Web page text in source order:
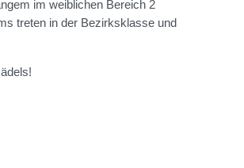
im weiblichen Bereich 2
treten in der Bezirksklasse und